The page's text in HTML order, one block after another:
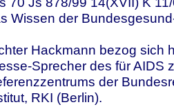
Wissen der
Hackmann bezog sich
Sprecher des für AIDS
der
RKI (Berlin).